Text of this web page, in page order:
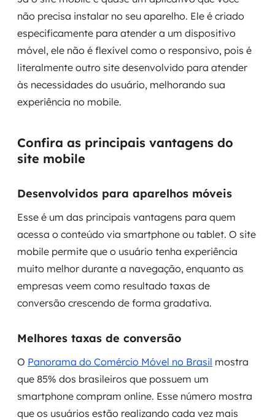
não precisa instalar no seu aparelho. Ele é criado
especificamente para atender a um dispositivo
móvel, ele não é flexível como o responsivo, pois é
literalmente outro site desenvolvido para atender
às necessidades do usuário, melhorando sua
experiência no mobile.
Confira as principais vantagens do
site mobile
Desenvolvidos para aparelhos móveis
Esse é um das principais vantagens para quem
acessa o conteúdo via smartphone ou tablet. O site
mobile permite que o usuário tenha experiência
muito melhor durante a navegação, enquanto as
empresas veem como resultado taxas de
conversão crescendo de forma gradativa.
Melhores taxas de conversão
O Panorama do Comércio Móvel no Brasil mostra
que 85% dos brasileiros que possuem um
smartphone compram online. Esse número mostra
que os usuários estão realizando cada vez mais